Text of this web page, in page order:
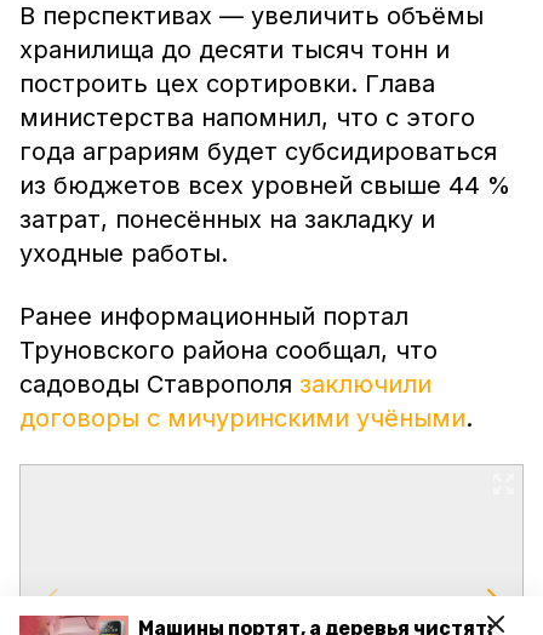
Машины портят, а деревья чистят:
В перспективах — увеличить объёмы
хранилища до десяти тысяч тонн и
построить цех сортировки. Глава
министерства напомнил, что с этого
года аграриям будет субсидироваться
из бюджетов всех уровней свыше 44 %
затрат, понесённых на закладку и
уходные работы.
Ранее информационный портал
Труновского района сообщал, что
садоводы Ставрополя заключили
договоры с мичуринскими учёными.